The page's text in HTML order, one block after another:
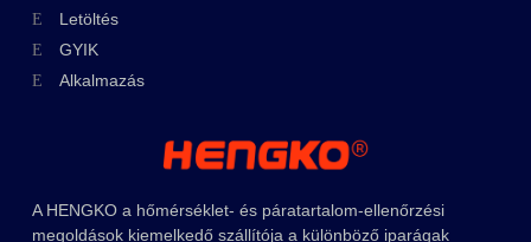
Letöltés
GYIK
Alkalmazás
A HENGKO a hőmérséklet- és páratartalom-ellenőrzési
megoldások kiemelkedő szállítója a különböző iparágak
Japanese
Romanian